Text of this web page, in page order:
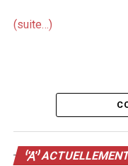
(suite…)